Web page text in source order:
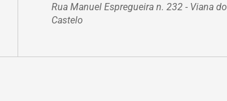
Rua Manuel Espregueira n. 232 - Viana do
Castelo